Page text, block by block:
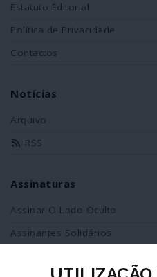
Estatuto Editorial
Política de Privacidade
Contactos
Notícias
Arquivo
RSS
Assinaturas
Assinar O Lado Oculto
Assinantes Solidários
Redes Sociais